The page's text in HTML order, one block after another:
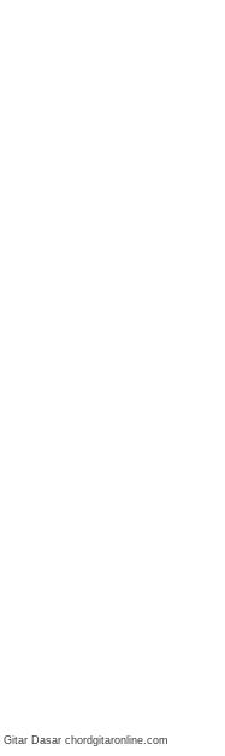
Gitar Dasar chordgitaronline.com